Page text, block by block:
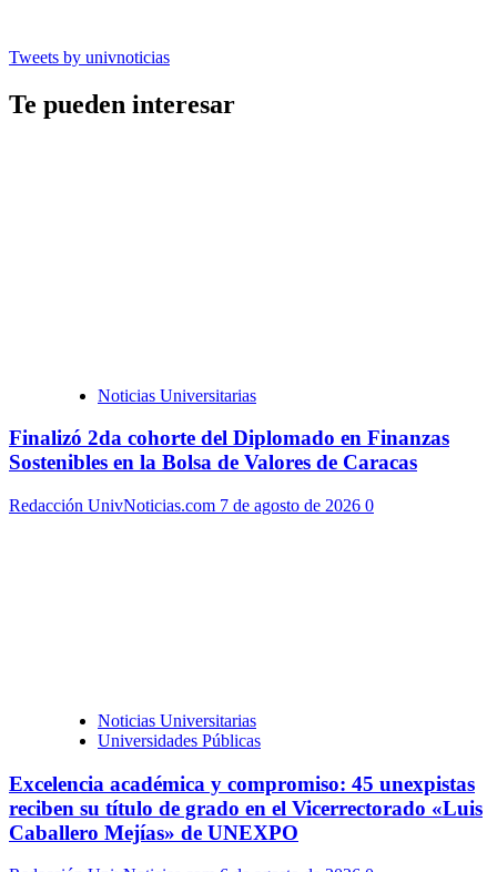
Tweets by univnoticias
Te pueden interesar
Noticias Universitarias
Finalizó 2da cohorte del Diplomado en Finanzas
Sostenibles en la Bolsa de Valores de Caracas
Redacción UnivNoticias.com 7 de agosto de 2026 0
Noticias Universitarias
Universidades Públicas
Excelencia académica y compromiso: 45 unexpistas
reciben su título de grado en el Vicerrectorado «Luis
Caballero Mejías» de UNEXPO